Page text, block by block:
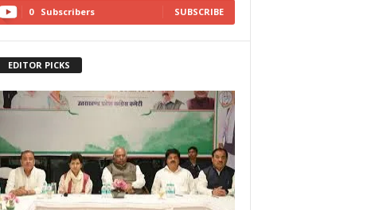
0 Subscribers SUBSCRIBE
EDITOR PICKS